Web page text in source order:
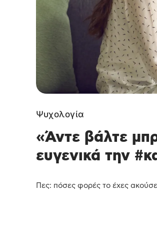
Ψυχολογία
«Άντε βάλτε
ευγενικά την
Πες: πόσες φορές το έχες